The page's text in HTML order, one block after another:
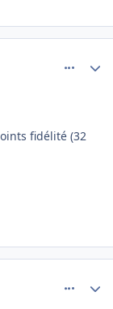
fidélité (32